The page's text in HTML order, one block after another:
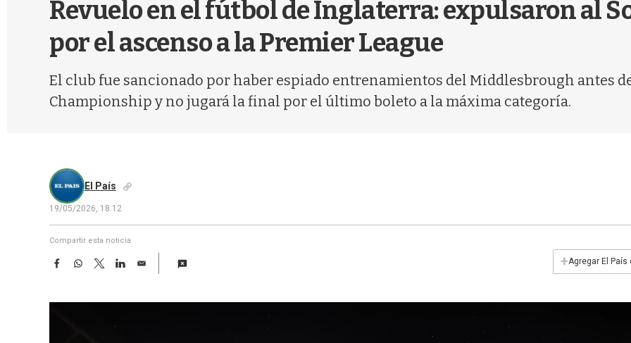
Revuelo en el fútbol de Inglaterra: expulsaron al
por el ascenso a la Premier League
El club fue sancionado por haber espiado entrenamientos del Middlesbrough antes
Championship y no jugará la final por el último boleto a la máxima categoría.
El País
19/05/2026, 18:12
Compartir esta noticia
F
e
W
t
T
w
t
L
k
E
i
+Agregar El País